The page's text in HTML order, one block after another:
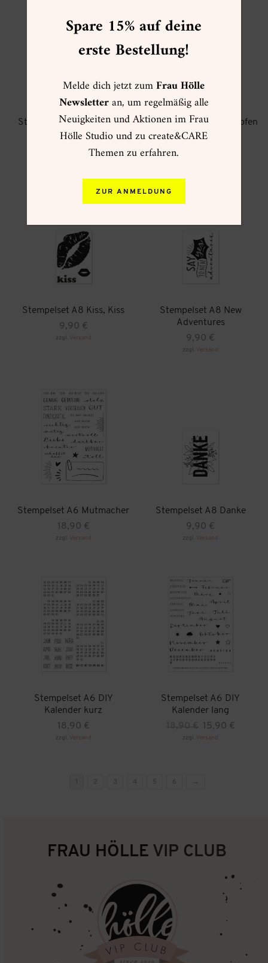
Stempelset A6 Love Notes
18,90 €
Versand
Stempelset A6 Herzklopfen
18,90
Stempelset A8 Kiss, Kiss
9,90 €
zzgl. Versand
Stempelset A8 New
Adventures
9,90 €
zzgl. Versand
Stempelset A6 Mutmacher
18,90 €
zzgl. Versand
Stempelset A8 Danke
9,90 €
zzgl. Versand
Stempelset A6 DIY
Kalender kurz
18,90 €
zzgl. Versand
Stempelset A6 DIY
Kalender lang
Ursprünglicher
Preis
15,90 €
zzgl. Versand
2 3 4 5 6 →
FRAU HÖLLE VIP CLUB
Spare 15% auf deine
erste Bestellung!
Melde dich jetzt zumFrau Hölle
Newsletteran, um regelmäßig alle
Neuigkeiten und Aktionen im Frau
Hölle Studio und zu create&CARE
Themen zu erfahren.
ZUR ANMELDUNG